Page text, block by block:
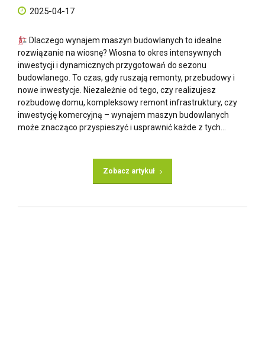
2025-04-17
Dlaczego wynajem maszyn budowlanych to idealne
rozwiązanie na wiosnę? Wiosna to okres intensywnych
inwestycji i dynamicznych przygotowań do sezonu
budowlanego. To czas, gdy ruszają remonty, przebudowy i
nowe inwestycje. Niezależnie od tego, czy realizujesz
rozbudowę domu, kompleksowy remont infrastruktury, czy
inwestycję komercyjną – wynajem maszyn budowlanych
może znacząco przyspieszyć i usprawnić każde z tych...
Zobacz artykuł